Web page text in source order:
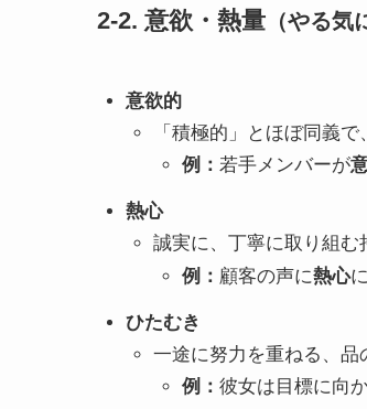
2-2. 意欲・熱量 （やる気
意欲的
「積極的」とほぼ同義
例： 若手メンバーが
熱心
誠実に、丁寧に取り組む
例： 顧客の声に熱心
ひたむき
一途に努力を重ねる、品
例： 彼女は目標に向